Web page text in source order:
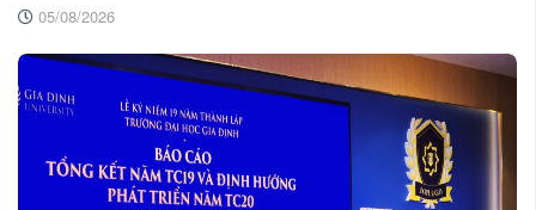
05/08/2026